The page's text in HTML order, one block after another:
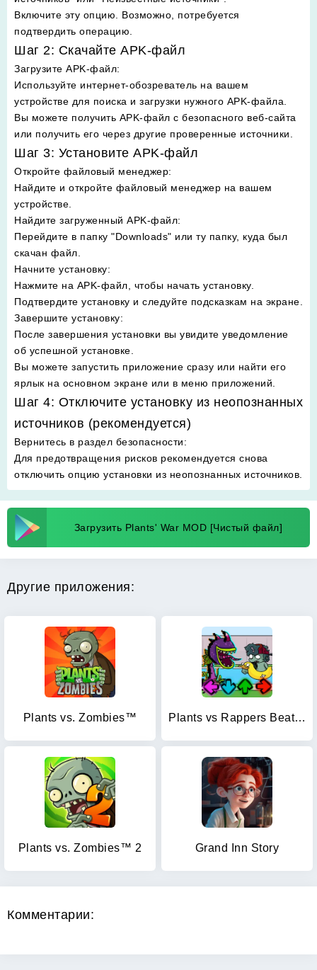
Включите эту опцию. Возможно, потребуется
подтвердить операцию.
Шаг 2: Скачайте APK-файл
Загрузите APK-файл:
Используйте интернет-обозреватель на вашем
устройстве для поиска и загрузки нужного APK-файла.
Вы можете получить APK-файл с безопасного веб-сайта
или получить его через другие проверенные источники.
Шаг 3: Установите APK-файл
Откройте файловый менеджер:
Найдите и откройте файловый менеджер на вашем
устройстве.
Найдите загруженный APK-файл:
Перейдите в папку "Downloads" или ту папку, куда был
скачан файл.
Начните установку:
Нажмите на APK-файл, чтобы начать установку.
Подтвердите установку и следуйте подсказкам на экране.
Завершите установку:
После завершения установки вы увидите уведомление
об успешной установке.
Вы можете запустить приложение сразу или найти его
ярлык на основном экране или в меню приложений.
Шаг 4: Отключите установку из неопознанных
источников (рекомендуется)
Вернитесь в раздел безопасности:
Для предотвращения рисков рекомендуется снова
отключить опцию установки из неопознанных источников.
Загрузить Plants' War MOD [Чистый файл]
Другие приложения:
Plants vs. Zombies™ Plants vs Rappers Beat Battles
Plants vs. Zombies™ 2 Grand Inn Story
Комментарии: